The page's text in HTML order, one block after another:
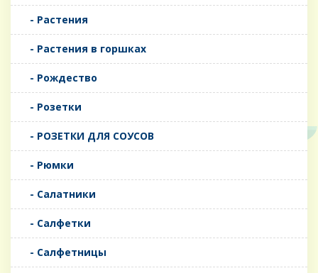
- Растения
- Растения в горшках
- Рождество
- Розетки
- РОЗЕТКИ ДЛЯ СОУСОВ
- Рюмки
- Салатники
- Салфетки
- Салфетницы